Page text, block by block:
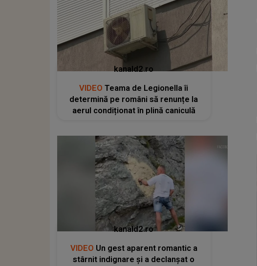
kanald2.ro
VIDEO Teama de Legionella îi
determină pe români să renunțe la
aerul condiționat în plină caniculă
kanald2.ro
VIDEO Un gest aparent romantic a
stârnit indignare și a declanșat o